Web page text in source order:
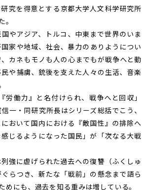
究を得意とする京都大学人文科学研究所
やアジア、トルコ、中東まで世界のいま
家や地域、社会、暴力のありようについ
カネもモノも人の心までもが戦争へと動
や捕虜、銃後を支えた人々の生活、音楽
働力』と名付けられ、戦争へと回収」
一・同研究所長はシリーズ総括でこう、
おいて国内における『敵国性』の排除へ
じるようになった国民」が「次なる大戦
強に虐げられた過去への復讐（ふくしゅ
らつき、新たな「戦前」の懸念まで語ら
にも、過去を知る重みは増している。